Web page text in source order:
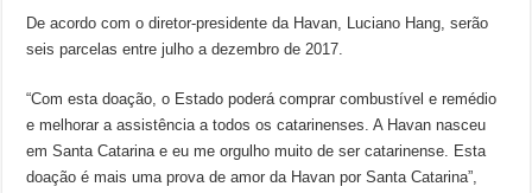
De acordo com o diretor-presidente da Havan, Luciano Hang, serão
seis parcelas entre julho a dezembro de 2017.
“Com esta doação, o Estado poderá comprar combustível e remédio
e melhorar a assistência a todos os catarinenses. A Havan nasceu
em Santa Catarina e eu me orgulho muito de ser catarinense. Esta
doação é mais uma prova de amor da Havan por Santa Catarina”,